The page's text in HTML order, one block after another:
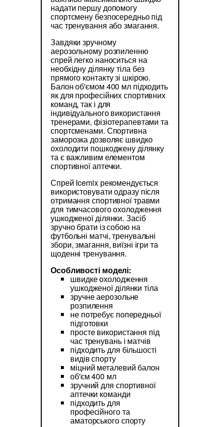
надати першу допомогу
спортсмену безпосередньо під
час тренування або змагання.
Завдяки зручному
аерозольному розпиленню
спрей легко наноситься на
необхідну ділянку тіла без
прямого контакту зі шкірою.
Балон об'ємом 400 мл підходить
як для професійних спортивних
команд, так і для
індивідуального використання
тренерами, фізіотерапевтами та
спортсменами. Спортивна
заморозка дозволяє швидко
охолодити пошкоджену ділянку
та є важливим елементом
спортивної аптечки.
Спрей Icemix рекомендується
використовувати одразу після
отримання спортивної травми
для тимчасового охолодження
ушкодженої ділянки. Засіб
зручно брати із собою на
футбольні матчі, тренувальні
збори, змагання, виїзні ігри та
щоденні тренування.
Особливості моделі:
швидке охолодження
ушкодженої ділянки тіла
зручне аерозольне
розпилення
не потребує попередньої
підготовки
просте використання під
час тренувань і матчів
підходить для більшості
видів спорту
міцний металевий балон
об'єм 400 мл
зручний для спортивної
аптечки команди
підходить для
професійного та
аматорського спорту